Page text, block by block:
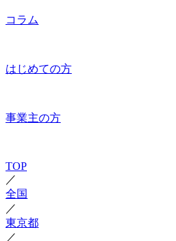
コラム
はじめての方
事業主の方
TOP
／
全国
／
東京都
／